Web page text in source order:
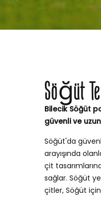
Söğüt
Bilecik Söğüt
güvenli ve
Söğüt'da
arayışında
çit
sağlar. Söğüt
çitler, Söğüt